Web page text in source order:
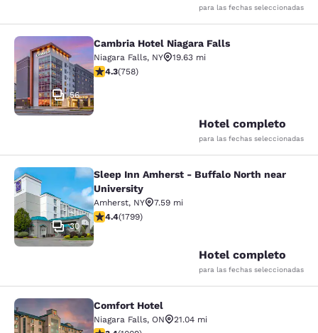
para las fechas seleccionadas
Cambria Hotel Niagara Falls
56
Cambria Hotel Niagara Falls
Niagara Falls, NY
19.63 mi
calificación de 4.26 estrellas. Excelente. 758 reseñas
4.3(758)
Hotel completo
para las fechas seleccionadas
Sleep Inn Amherst - Buffalo North
30
Sleep Inn Amherst - Buffalo North near
University
Amherst, NY
7.59 mi
calificación de 4.38 estrellas. Excelente. 1799 reseñas
4.4(1799)
Hotel completo
para las fechas seleccionadas
Comfort Hotel
Comfort Hotel
Niagara Falls, ON
21.04 mi